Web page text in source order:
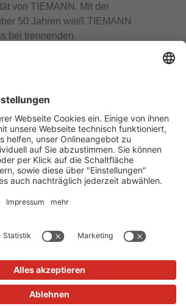
von TIEMANN. Mit der
50 Jahren weiß TIEMANN
bei trennenden
wirklich zählt. Der
Schutzzäune und
gehört zu den führenden
es um den Schutz von
und Anlagen geht.
Über uns
TIEMANN - Fachhändler werden
Datenschutz Impressum
Gewerbetreibende, Freiberufler
Angebote freibleibend. Solange der Vorrat
zzgl. MwSt. und Versandkosten